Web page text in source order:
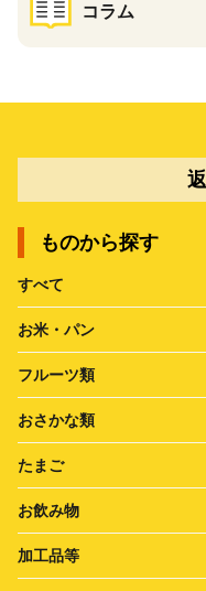
コラム
ものから探す
すべて
お米・パン
フルーツ類
おさかな類
たまご
お飲み物
加工品等